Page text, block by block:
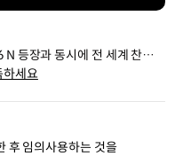
N 등장과 동시에 전 세계 찬사
하세요
후 임의사용하는 것을